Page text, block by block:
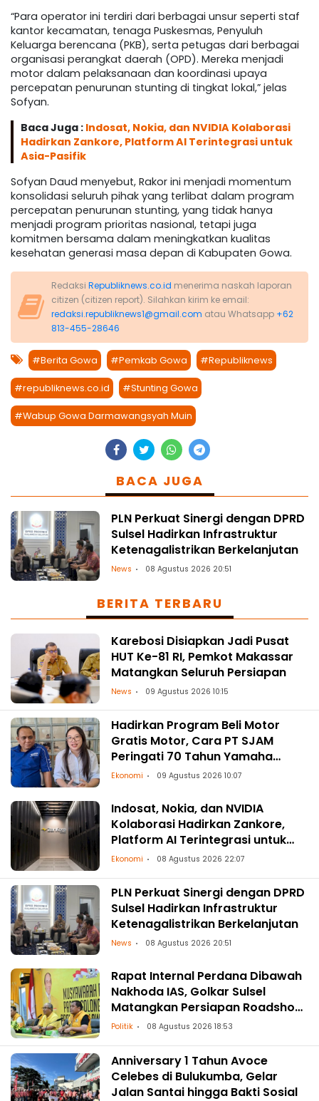
“Para operator ini terdiri dari berbagai unsur seperti staf
kantor kecamatan, tenaga Puskesmas, Penyuluh
Keluarga berencana (PKB), serta petugas dari berbagai
organisasi perangkat daerah (OPD). Mereka menjadi
motor dalam pelaksanaan dan koordinasi upaya
percepatan penurunan stunting di tingkat lokal,” jelas
Sofyan.
Baca Juga : Indosat, Nokia, dan NVIDIA Kolaborasi
Hadirkan Zankore, Platform AI Terintegrasi untuk
Asia-Pasifik
Sofyan Daud menyebut, Rakor ini menjadi momentum
konsolidasi seluruh pihak yang terlibat dalam program
percepatan penurunan stunting, yang tidak hanya
menjadi program prioritas nasional, tetapi juga
komitmen bersama dalam meningkatkan kualitas
kesehatan generasi masa depan di Kabupaten Gowa.
Redaksi Republiknews.co.id menerima naskah laporan
citizen (citizen report). Silahkan kirim ke email:
redaksi.republiknews1@gmail.com atau Whatsapp +62
813-455-28646
#Berita Gowa #Pemkab Gowa #Republiknews
#republiknews.co.id #Stunting Gowa
#Wabup Gowa Darmawangsyah Muin
BACA JUGA
PLN Perkuat Sinergi dengan DPRD
Sulsel Hadirkan Infrastruktur
Ketenagalistrikan Berkelanjutan
News 08 Agustus 2026 20:51
BERITA TERBARU
Karebosi Disiapkan Jadi Pusat
HUT Ke-81 RI, Pemkot Makassar
Matangkan Seluruh Persiapan
News 09 Agustus 2026 10:15
Hadirkan Program Beli Motor
Gratis Motor, Cara PT SJAM
Peringati 70 Tahun Yamaha
Indonesia dan HUT RI ke-81
Ekonomi 09 Agustus 2026 10:07
Indosat, Nokia, dan NVIDIA
Kolaborasi Hadirkan Zankore,
Platform AI Terintegrasi untuk
Asia-Pasifik
Ekonomi 08 Agustus 2026 22:07
PLN Perkuat Sinergi dengan DPRD
Sulsel Hadirkan Infrastruktur
Ketenagalistrikan Berkelanjutan
News 08 Agustus 2026 20:51
Rapat Internal Perdana Dibawah
Nakhoda IAS, Golkar Sulsel
Matangkan Persiapan Roadshow
ke Daerah
Politik 08 Agustus 2026 18:53
Anniversary 1 Tahun Avoce
Celebes di Bulukumba, Gelar
Jalan Santai hingga Bakti Sosial